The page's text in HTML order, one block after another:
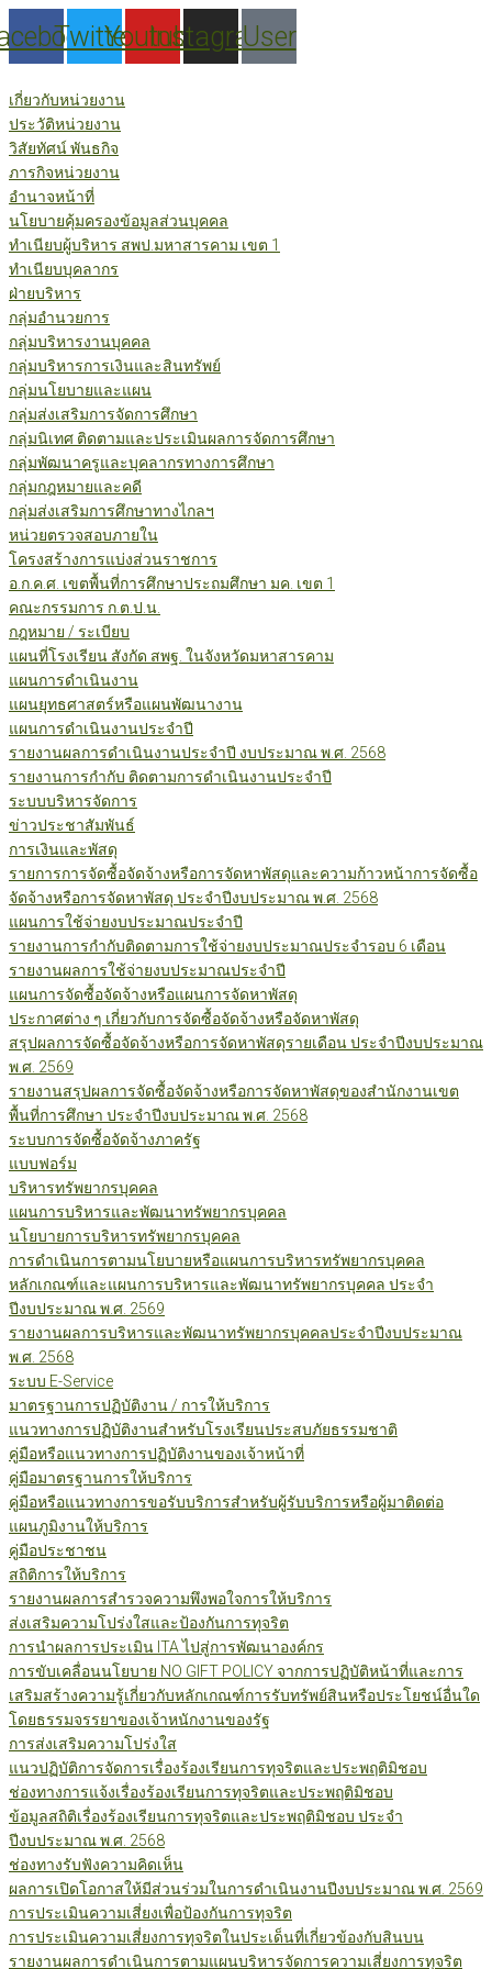
to
content
TwitterYoutube
Instagram
User
เกี่ยวกับหน่วยงาน
ประวัติหน่วยงาน
วิสัยทัศน์ พันธกิจ
ภารกิจหน่วยงาน
อำนาจหน้าที่
นโยบายคุ้มครองข้อมูลส่วนบุคคล
ทำเนียบผู้บริหาร สพป.มหาสารคาม เขต 1
ทำเนียบบุคลากร
ฝ่ายบริหาร
กลุ่มอำนวยการ
กลุ่มบริหารงานบุคคล
กลุ่มบริหารการเงินและสินทรัพย์
กลุ่มนโยบายและแผน
กลุ่มส่งเสริมการจัดการศึกษา
กลุ่มนิเทศ ติดตามและประเมินผลการจัดการศึกษา
กลุ่มพัฒนาครูและบุคลากรทางการศึกษา
กลุ่มกฎหมายและคดี
กลุ่มส่งเสริมการศึกษาทางไกลฯ
หน่วยตรวจสอบภายใน
โครงสร้างการแบ่งส่วนราชการ
อ.ก.ค.ศ. เขตพื้นที่การศึกษาประถมศึกษา มค. เขต 1
คณะกรรมการ ก.ต.ป.น.
กฎหมาย / ระเบียบ
แผนที่โรงเรียน สังกัด สพฐ. ในจังหวัดมหาสารคาม
แผนการดำเนินงาน
แผนยุทธศาสตร์หรือแผนพัฒนางาน
แผนการดำเนินงานประจำปี
รายงานผลการดำเนินงานประจำปี งบประมาณ พ.ศ. 2568
รายงานการกำกับ ติดตามการดำเนินงานประจำปี
ระบบบริหารจัดการ
ข่าวประชาสัมพันธ์
การเงินและพัสดุ
รายการการจัดซื้อจัดจ้างหรือการจัดหาพัสดุและความก้าวหน้าการจัดซื้อ
จัดจ้างหรือการจัดหาพัสดุ ประจำปีงบประมาณ พ.ศ. 2568
แผนการใช้จ่ายงบประมาณประจำปี
รายงานการกำกับติดตามการใช้จ่ายงบประมาณประจำรอบ 6 เดือน
รายงานผลการใช้จ่ายงบประมาณประจำปี
แผนการจัดซื้อจัดจ้างหรือแผนการจัดหาพัสดุ
ประกาศต่าง ๆ เกี่ยวกับการจัดซื้อจัดจ้างหรือจัดหาพัสดุ
สรุปผลการจัดซื้อจัดจ้างหรือการจัดหาพัสดุรายเดือน ประจำปีงบประมาณ
พ.ศ. 2569
รายงานสรุปผลการจัดซื้อจัดจ้างหรือการจัดหาพัสดุของสำนักงานเขต
พื้นที่การศึกษา ประจำปีงบประมาณ พ.ศ. 2568
ระบบการจัดซื้อจัดจ้างภาครัฐ
แบบฟอร์ม
บริหารทรัพยากรบุคคล
แผนการบริหารและพัฒนาทรัพยากรบุคคล
นโยบายการบริหารทรัพยากรบุคคล
การดำเนินการตามนโยบายหรือแผนการบริหารทรัพยากรบุคคล
หลักเกณฑ์และแผนการบริหารและพัฒนาทรัพยากรบุคคล ประจำ
ปีงบประมาณ พ.ศ. 2569
รายงานผลการบริหารและพัฒนาทรัพยากรบุคคลประจำปีงบประมาณ
พ.ศ. 2568
ระบบ E-Service
มาตรฐานการปฏิบัติงาน / การให้บริการ
แนวทางการปฏิบัติงานสำหรับโรงเรียนประสบภัยธรรมชาติ
คู่มือหรือแนวทางการปฏิบัติงานของเจ้าหน้าที่
คู่มือมาตรฐานการให้บริการ
คู่มือหรือแนวทางการขอรับบริการสำหรับผู้รับบริการหรือผู้มาติดต่อ
แผนภูมิงานให้บริการ
คู่มือประชาชน
สถิติการให้บริการ
รายงานผลการสำรวจความพึงพอใจการให้บริการ
ส่งเสริมความโปร่งใสและป้องกันการทุจริต
การนำผลการประเมิน ITA ไปสู่การพัฒนาองค์กร
การขับเคลื่อนนโยบาย NO GIFT POLICY จากการปฏิบัติหน้าที่และการ
เสริมสร้างความรู้เกี่ยวกับหลักเกณฑ์การรับทรัพย์สินหรือประโยชน์อื่นใด
โดยธรรมจรรยาของเจ้าหนักงานของรัฐ
การส่งเสริมความโปร่งใส
แนวปฏิบัติการจัดการเรื่องร้องเรียนการทุจริตและประพฤติมิชอบ
ช่องทางการแจ้งเรื่องร้องเรียนการทุจริตและประพฤติมิชอบ
ข้อมูลสถิติเรื่องร้องเรียนการทุจริตและประพฤติมิชอบ ประจำ
ปีงบประมาณ พ.ศ. 2568
ช่องทางรับฟังความคิดเห็น
ผลการเปิดโอกาสให้มีส่วนร่วมในการดำเนินงานปีงบประมาณ พ.ศ. 2569
การประเมินความเสี่ยงเพื่อป้องกันการทุจริต
การประเมินความเสี่ยงการทุจริตในประเด็นที่เกี่ยวข้องกับสินบน
รายงานผลการดำเนินการตามแผนบริหารจัดการความเสี่ยงการทุจริต